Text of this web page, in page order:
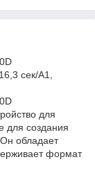
сек/А1,
для
для создания
обладает
формат